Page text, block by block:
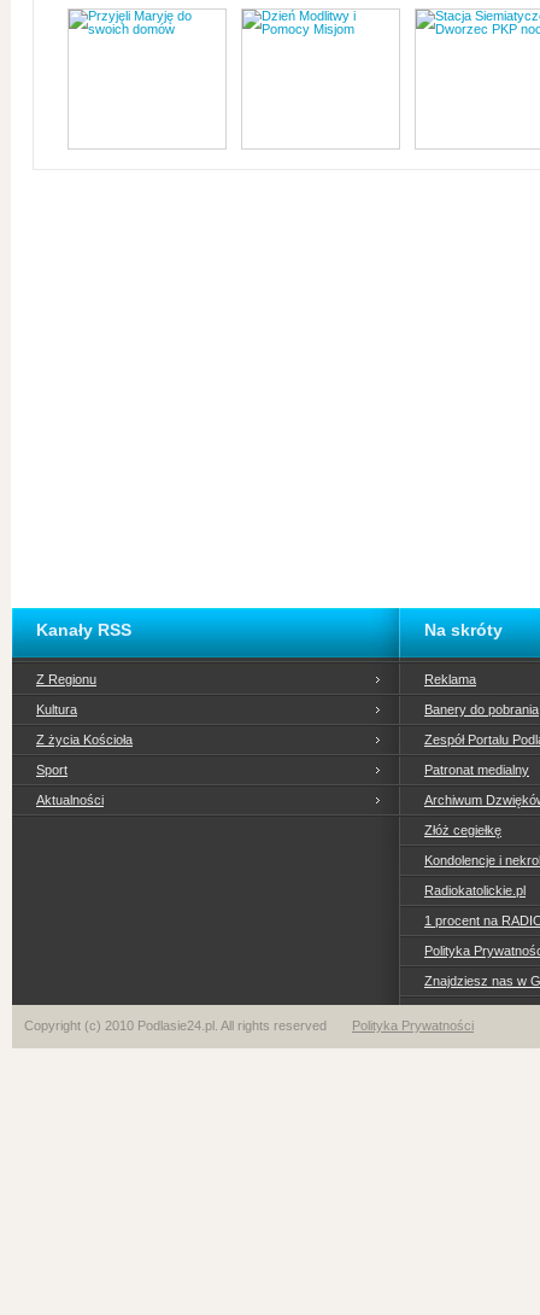
Kanały RSS
Z Regionu
Kultura
Z życia Kościoła
Sport
Aktualności
Na skróty
Reklama
Banery do pobrania
Zespół Portalu
Patronat medialny
Archiwum
Złóż cegiełkę
Kondolencje i
Radiokatolickie.pl
1 procent na
Polityka
Znajdziesz nas w
Copyright (c) 2010 Podlasie24.pl. All rights reserved Polityka Prywatności